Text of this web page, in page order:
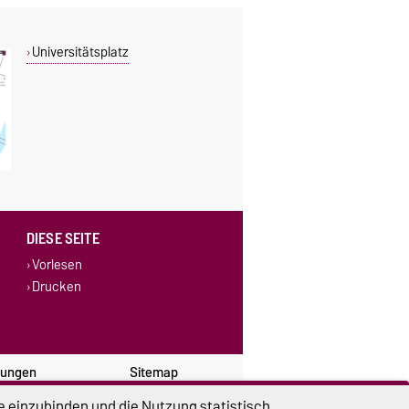
Universitätsplatz
DIESE SEITE
Vorlesen
Drucken
Sitemap